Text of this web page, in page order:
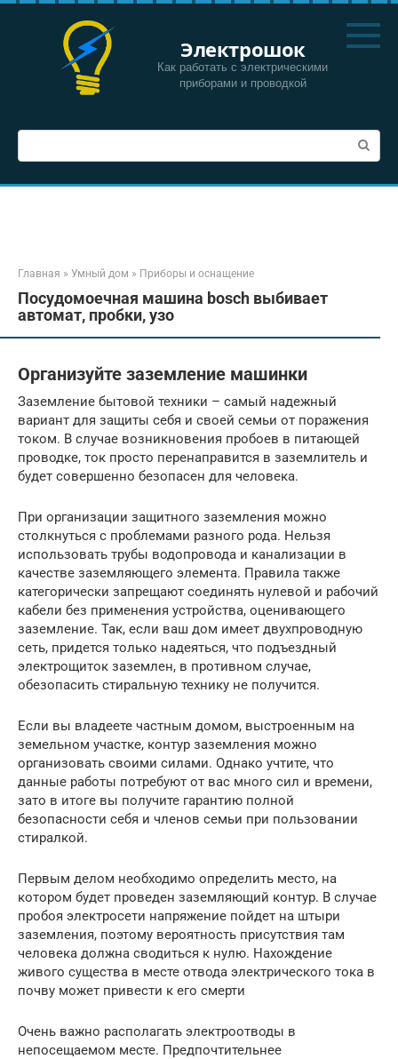
Перейти
Электрошок
Как работать с электрическими
приборами и проводкой
Поиск:
Главная » Умный дом » Приборы и оснащение
Посудомоечная машина bosch выбивает
автомат, пробки, узо
Организуйте заземление машинки
Заземление бытовой техники – самый надежный
вариант для защиты себя и своей семьи от поражения
током. В случае возникновения пробоев в питающей
проводке, ток просто перенаправится в заземлитель и
будет совершенно безопасен для человека.
При организации защитного заземления можно
столкнуться с проблемами разного рода. Нельзя
использовать трубы водопровода и канализации в
качестве заземляющего элемента. Правила также
категорически запрещают соединять нулевой и рабочий
кабели без применения устройства, оценивающего
заземление. Так, если ваш дом имеет двухпроводную
сеть, придется только надеяться, что подъездный
электрощиток заземлен, в противном случае,
обезопасить стиральную технику не получится.
Если вы владеете частным домом, выстроенным на
земельном участке, контур заземления можно
организовать своими силами. Однако учтите, что
данные работы потребуют от вас много сил и времени,
зато в итоге вы получите гарантию полной
безопасности себя и членов семьи при пользовании
стиралкой.
Первым делом необходимо определить место, на
котором будет проведен заземляющий контур. В случае
пробоя электросети напряжение пойдет на штыри
заземления, поэтому вероятность присутствия там
человека должна сводиться к нулю. Нахождение
живого существа в месте отвода электрического тока в
почву может привести к его смерти
Очень важно располагать электроотводы в
непосещаемом месте. Предпочтительнее